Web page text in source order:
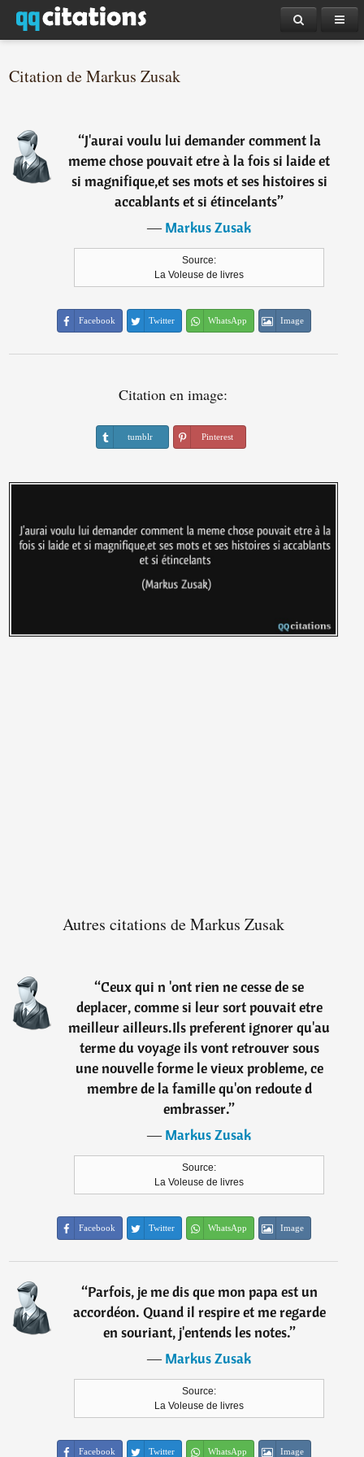
Citation de Markus Zusak
“J'aurai voulu lui demander comment la
meme chose pouvait etre à la fois si laide et
si magnifique,et ses mots et ses histoires si
accablants et si étincelants”
―Markus Zusak
Source:
La Voleuse de livres
Facebook Twitter WhatsApp Image
Citation en image:
tumblr Pinterest
Autres citations de Markus Zusak
“Ceux qui n 'ont rien ne cesse de se
deplacer, comme si leur sort pouvait etre
meilleur ailleurs.Ils preferent ignorer qu'au
terme du voyage ils vont retrouver sous
une nouvelle forme le vieux probleme, ce
membre de la famille qu'on redoute d
embrasser.”
―Markus Zusak
Source:
La Voleuse de livres
Facebook Twitter WhatsApp Image
“Parfois, je me dis que mon papa est un
accordéon. Quand il respire et me regarde
en souriant, j'entends les notes.”
―Markus Zusak
Source:
La Voleuse de livres
Facebook Twitter WhatsApp Image